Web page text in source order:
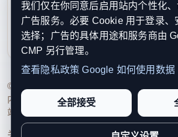
contact@xinouzhou.com
服务支持、版权与合作：工作日优先处
利通知
© 2026 新欧洲·欧洲头条. All Rights
内容透明度、联系方式与用户权利说明，
站点完整度。
关于我们 编辑规范日期归档隐私
我们仅在你同意后启用站内个性化
广告服务。必要 Cookie 用于登录、
选择；广告的具体用途和服务商由
CMP 另行管理。
查看隐私政策 Google 如何使用数据
全部接受